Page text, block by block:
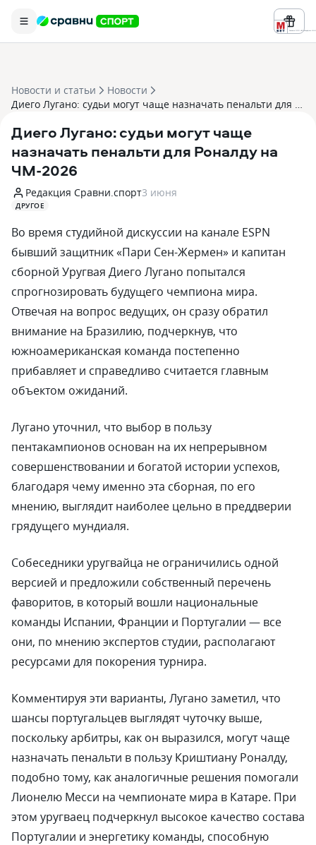
Реклама ООО «БК «Марафон» ИНН
Новости и статьи
Новости
Диего Лугано: судьи могут чаще назначать пенальти для Роналду на ЧМ-2026
Диего Лугано: судьи могут чаще
назначать пенальти для Роналду на
ЧМ-2026
Редакция Сравни.спорт3 июня
ДРУГОЕ
Во время студийной дискуссии на канале ESPN
бывший защитник «Пари Сен-Жермен» и капитан
сборной Уругвая Диего Лугано попытался
спрогнозировать будущего чемпиона мира.
Отвечая на вопрос ведущих, он сразу обратил
внимание на Бразилию, подчеркнув, что
южноамериканская команда постепенно
прибавляет и справедливо считается главным
объектом ожиданий.
Лугано уточнил, что выбор в пользу
пентакампионов основан на их непрерывном
совершенствовании и богатой истории успехов,
благодаря чему именно эта сборная, по его
мнению, выглядит наиболее цельно в преддверии
грядущего мундиаля.
Собеседники уругвайца не ограничились одной
версией и предложили собственный перечень
фаворитов, в который вошли национальные
команды Испании, Франции и Португалии — все
они, по мнению экспертов студии, располагают
ресурсами для покорения турнира.
Комментируя эти варианты, Лугано заметил, что
шансы португальцев выглядят чуточку выше,
поскольку арбитры, как он выразился, могут чаще
назначать пенальти в пользу Криштиану Роналду,
подобно тому, как аналогичные решения помогали
Лионелю Месси на чемпионате мира в Катаре. При
этом уругваец подчеркнул высокое качество состава
Португалии и энергетику команды, способную